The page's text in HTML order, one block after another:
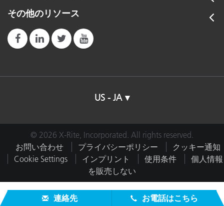
その他のリソース
US - JA
© 2026 X-Rite, Incorporated. All rights reserved.
お問い合わせ
プライバシーポリシー
クッキー通知
Cookie Settings
インプリント 使用条件
個人情報
を販売しない
連絡先 お電話はこちら